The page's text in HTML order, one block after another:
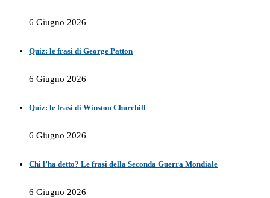
6 Giugno 2026
Quiz: le frasi di George Patton
6 Giugno 2026
Quiz: le frasi di Winston Churchill
6 Giugno 2026
Chi l’ha detto? Le frasi della Seconda Guerra Mondiale
6 Giugno 2026